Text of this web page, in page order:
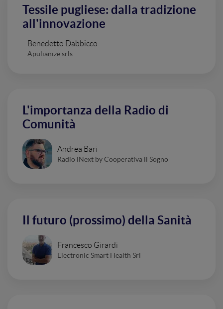
Tessile pugliese: dalla tradizione
all'innovazione
Benedetto Dabbicco
Apulianize srls
L'importanza della Radio di
Comunità
Andrea Bari
Radio iNext by Cooperativa il Sogno
Il futuro (prossimo) della Sanità
Francesco Girardi
Electronic Smart Health Srl